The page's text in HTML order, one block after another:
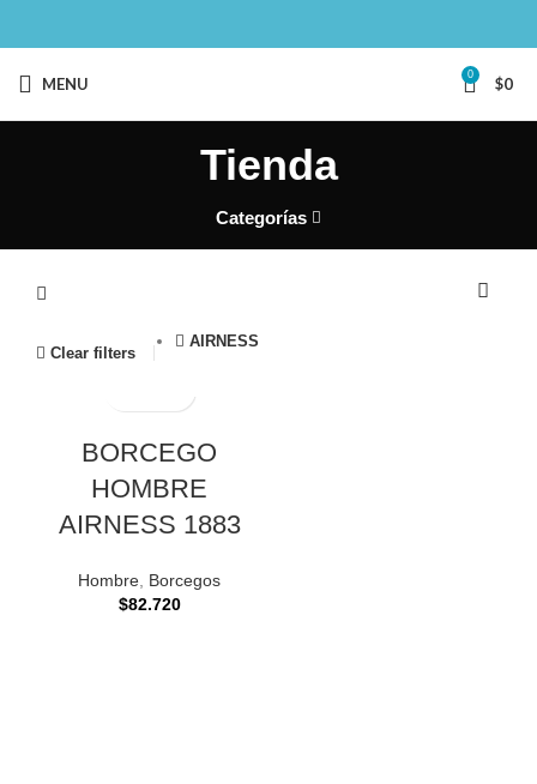
MENU 0 $0
Tienda
Categorías
Clear filters
AIRNESS
BORCEGO
HOMBRE
AIRNESS 1883
Hombre Borcegos
$82.720